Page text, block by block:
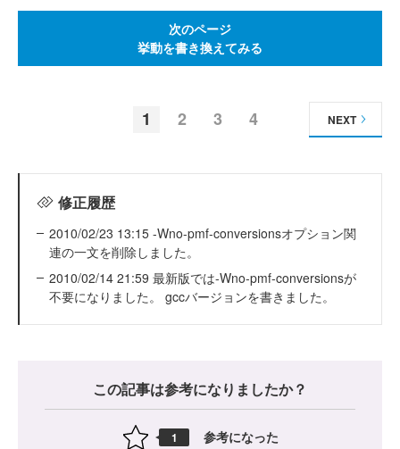
次のページ
挙動を書き換えてみる
1 2 3 4 NEXT
修正履歴
2010/02/23 13:15 -Wno-pmf-conversionsオプション関
連の一文を削除しました。
2010/02/14 21:59 最新版では-Wno-pmf-conversionsが
不要になりました。 gccバージョンを書きました。
この記事は参考になりましたか？
1 参考になった